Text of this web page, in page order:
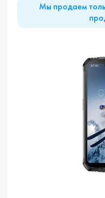
Мы продаем